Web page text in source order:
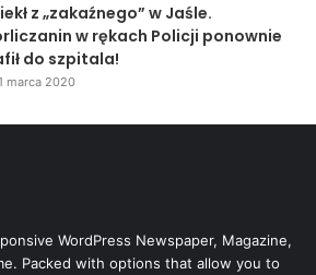
z „zakaźnego” w Jaśle.
w rękach Policji ponownie
do szpitala!
marca 2020
WordPress Newspaper, Magazine,
Packed with options that allow you to